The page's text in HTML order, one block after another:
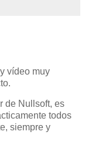
vídeo muy
de Nullsoft, es
todos
siempre y